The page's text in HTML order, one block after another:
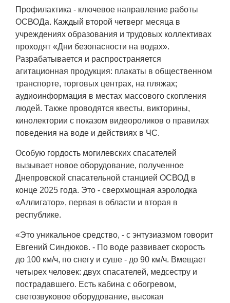
Профилактика - ключевое направление работы
ОСВОДа. Каждый второй четверг месяца в
учреждениях образования и трудовых коллективах
проходят «Дни безопасности на водах».
Разрабатывается и распространяется
агитационная продукция: плакаты в общественном
транспорте, торговых центрах, на пляжах;
аудиоинформация в местах массового скопления
людей. Также проводятся квесты, викторины,
кинолектории с показом видеороликов о правилах
поведения на воде и действиях в ЧС.
Особую гордость могилевских спасателей
вызывает новое оборудование, полученное
Днепровской спасательной станцией ОСВОД в
конце 2025 года. Это - сверхмощная аэролодка
«Аллигатор», первая в области и вторая в
республике.
«Это уникальное средство, - с энтузиазмом говорит
Евгений Синдюков. - По воде развивает скорость
до 100 км/ч, по снегу и суше - до 90 км/ч. Вмещает
четырех человек: двух спасателей, медсестру и
пострадавшего. Есть кабина с обогревом,
светозвуковое оборудование, высокая